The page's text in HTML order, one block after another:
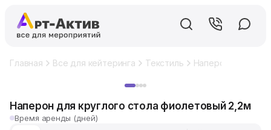
Главная Все для кейтеринга Текстиль Напероны для
Наперон для круглого стола фиолетовый 2,2м
Время аренды (дней)